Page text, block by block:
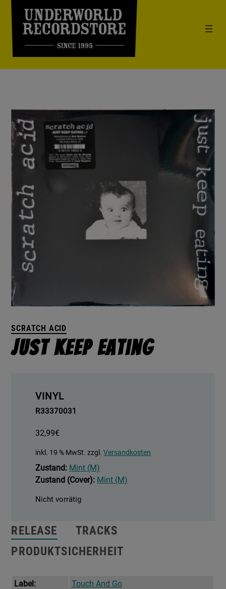
SCRATCH ACID
Just Keep Eating
VINYL
R33370031
32,99€
inkl. 19 % MwSt. zzgl.Versandkosten
Zustand: Mint (M)
Zustand (Cover): Mint (M)
Nicht vorrätig
RELEASE
TRACKS
PRODUKTSICHERHEIT
Label:
Touch And Go